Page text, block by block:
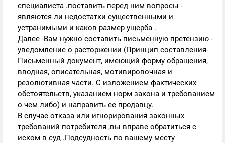
специалиста .поставить перед ним вопросы -
являются ли недостатки существенными и
устранимыми и каков размер ущерба .
Далее -Вам нужно составить письменную претензию -
уведомление о расторжении (Принцип составления-
Письменный документ, имеющий форму обращения,
вводная, описательная, мотивировочная и
резолютивная части. С изложением фактических
обстоятельств, указанием норм закона и требованием
о чем либо) и направить ее продавцу.
В случае отказа или игнорирования законных
требований потребителя ,вы вправе обратиться с
иском в суд .Подсудность по вашему месту